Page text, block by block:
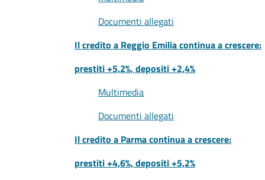
Documenti allegati
Il credito a Reggio Emilia continua a crescere:
prestiti +5,2%, depositi +2,4%
Multimedia
Documenti allegati
Il credito a Parma continua a crescere:
prestiti +4,6%, depositi +5,2%